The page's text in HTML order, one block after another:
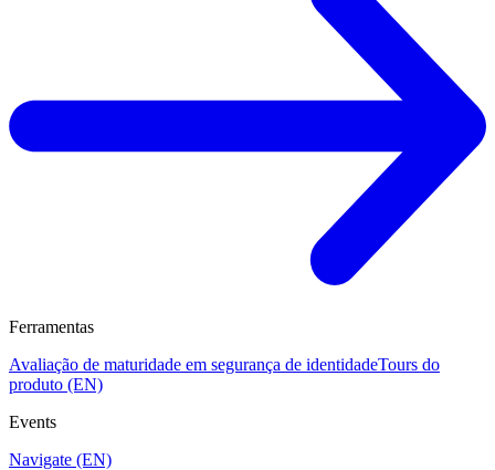
Ferramentas
Avaliação de maturidade em segurança de identidadeTours do
produto (EN)
Events
Navigate (EN)